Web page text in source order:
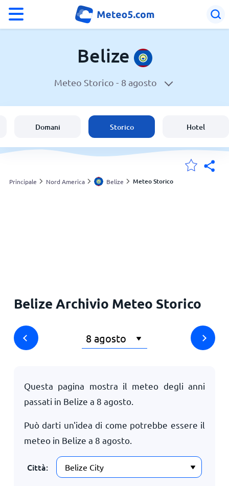
Meteo in Belize
Italia
Svizzera
Belize
Meteo Storico - 8 agosto
Domani Storico Hotel
Principale Nord America Belize Meteo Storico
Belize Archivio Meteo Storico
Questa pagina mostra il meteo degli anni
passati in Belize a 8 agosto.
Può darti un'idea di come potrebbe essere il
meteo in Belize a 8 agosto.
Città: